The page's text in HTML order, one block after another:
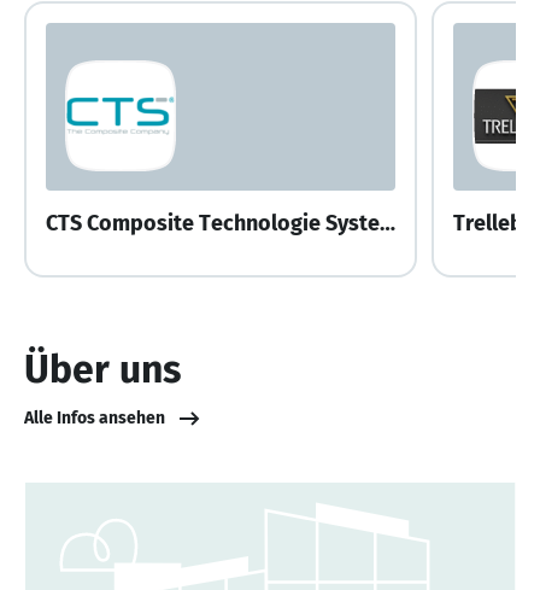
CTS Composite Technologie Systeme GmbH
Über uns
Alle Infos ansehen